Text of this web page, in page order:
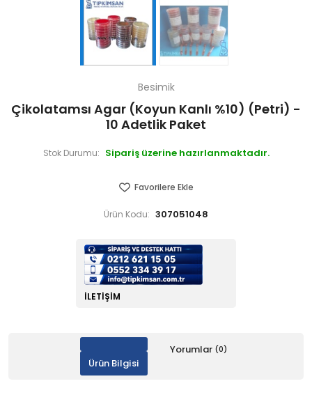
Besimik
Çikolatamsı Agar (Koyun Kanlı %10) (Petri) -
10 Adetlik Paket
Stok Durumu: Sipariş üzerine hazırlanmaktadır.
Favorilere Ekle
Ürün Kodu: 307051048
İLETIŞIM
Ürün Bilgisi
Yorumlar (0)